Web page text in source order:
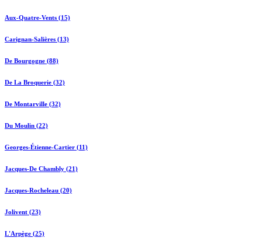
Aux-Quatre-Vents (15)
Carignan-Salières (13)
De Bourgogne (88)
De La Broquerie (32)
De Montarville (32)
Du Moulin (22)
Georges-Étienne-Cartier (11)
Jacques-De Chambly (21)
Jacques-Rocheleau (20)
Jolivent (23)
L'Arpège (25)